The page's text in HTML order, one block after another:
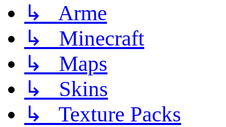
↳ Arme
↳ Minecraft
↳ Maps
↳ Skins
↳ Texture Packs